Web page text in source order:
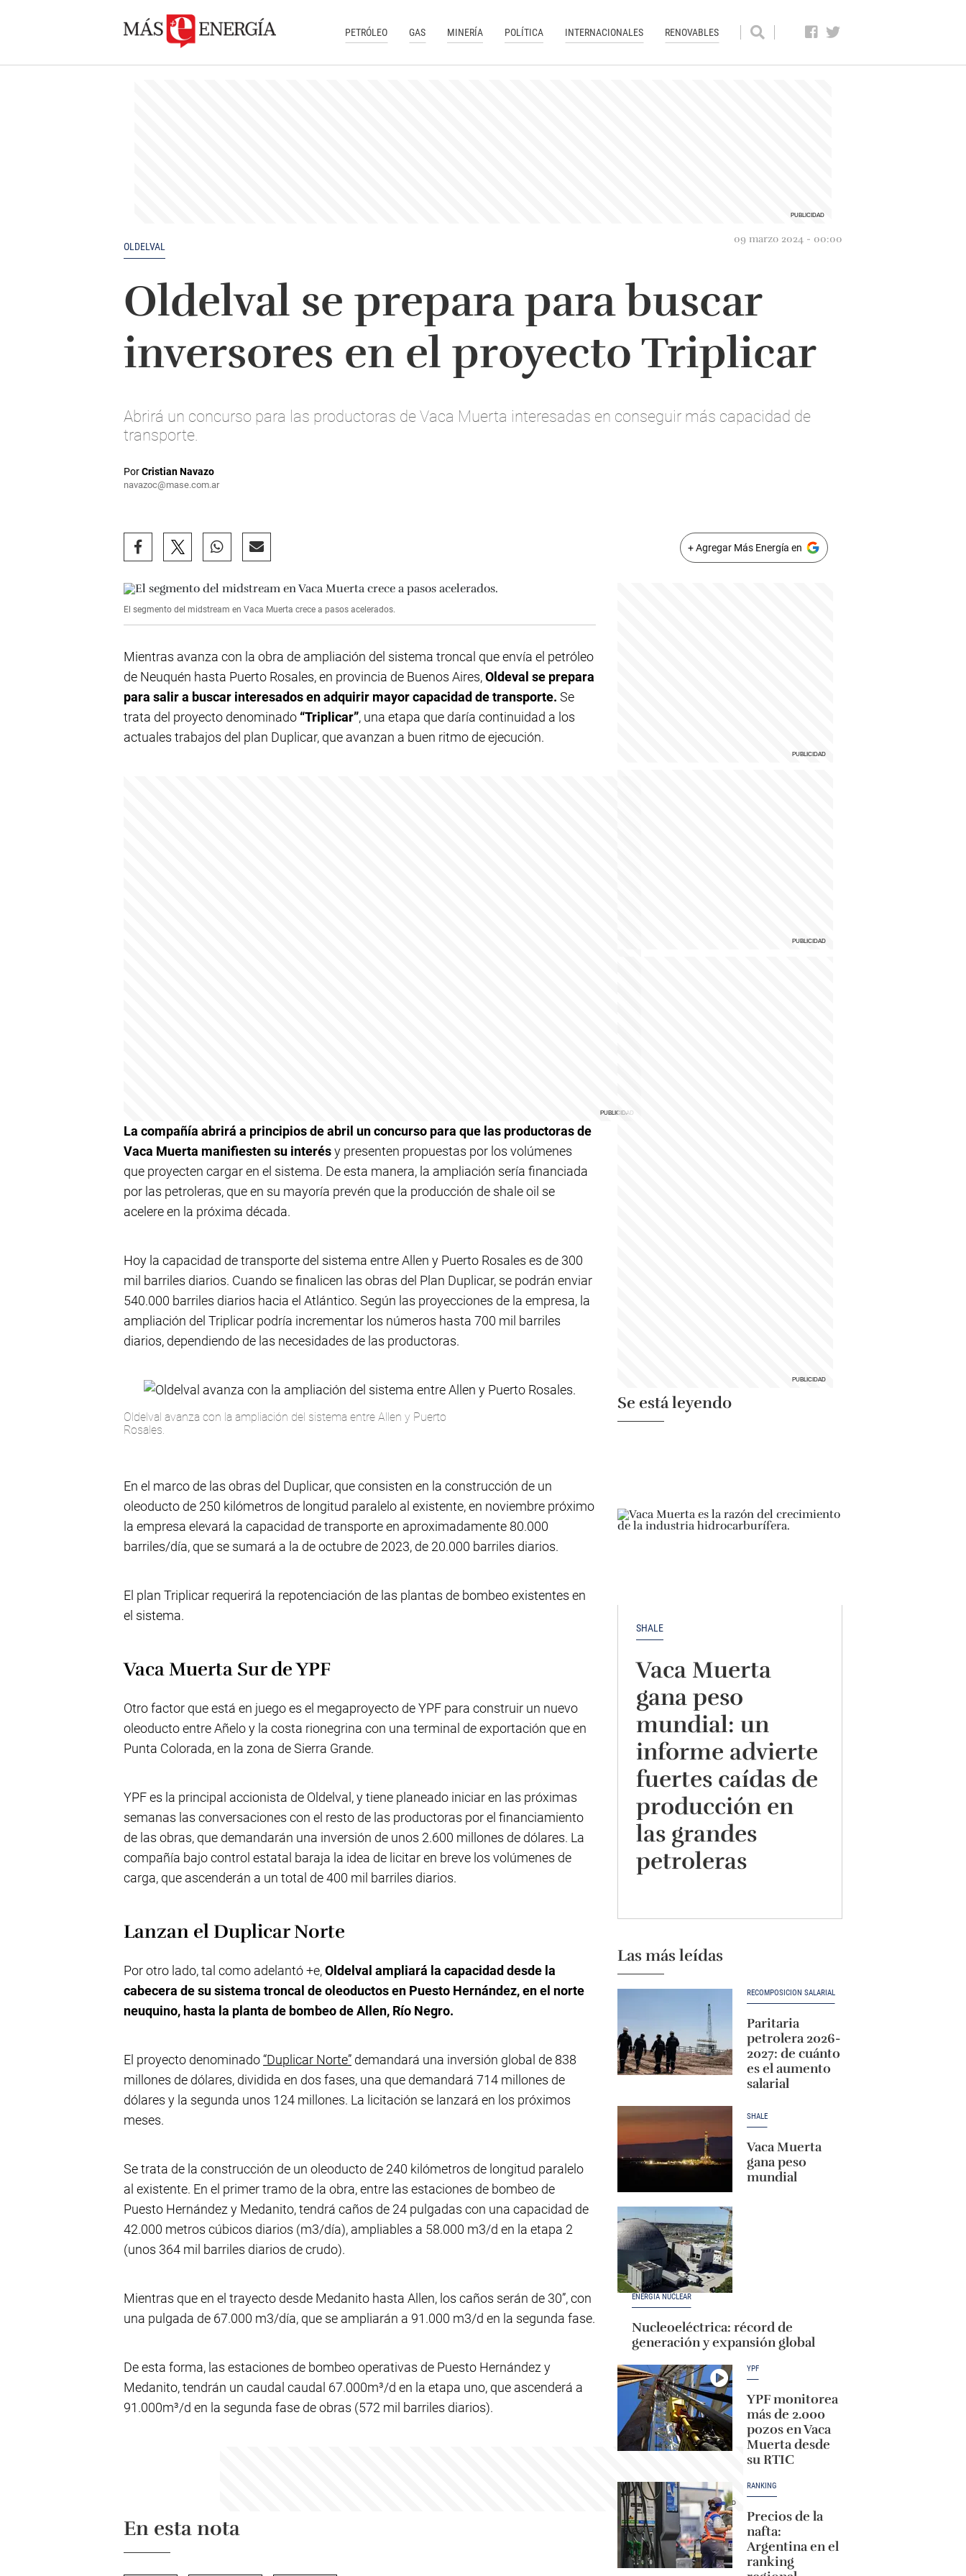
PETRÓLEO GAS MINERÍA POLÍTICA INTERNACIONALES RENOVABLES
OLDELVAL
09 marzo 2024 - 00:00
Oldelval se prepara para buscar
inversores en el proyecto Triplicar
Abrirá un concurso para las productoras de Vaca Muerta interesadas en conseguir más capacidad de
transporte.
PorCristian Navazo
navazoc@mase.com.ar
+ Agregar Más Energía en
El segmento del midstream en Vaca Muerta crece a pasos acelerados.
Mientras avanza con la obra de ampliación del sistema troncal que envía el petróleo
de Neuquén hasta Puerto Rosales, en provincia de Buenos Aires,Oldeval se prepara
para salir a buscar interesados en adquirir mayor capacidad de transporte. Se
trata del proyecto denominado “Triplicar”, una etapa que daría continuidad a los
actuales trabajos del plan Duplicar, que avanzan a buen ritmo de ejecución.
La compañía abrirá a principios de abril un concurso para que las productoras de
Vaca Muerta manifiesten su interésy presenten propuestas por los volúmenes
que proyecten cargar en el sistema. De esta manera, la ampliación sería financiada
por las petroleras, que en su mayoría prevén que la producción de shale oil se
acelere en la próxima década.
Hoy la capacidad de transporte del sistema entre Allen y Puerto Rosales es de 300
mil barriles diarios. Cuando se finalicen las obras del Plan Duplicar, se podrán enviar
540.000 barriles diarios hacia el Atlántico. Según las proyecciones de la empresa, la
ampliación del Triplicar podría incrementar los números hasta 700 mil barriles
diarios, dependiendo de las necesidades de las productoras.
Oldelval avanza con la ampliación del sistema entre Allen y Puerto
Rosales.
En el marco de las obras del Duplicar, que consisten en la construcción de un
oleoducto de 250 kilómetros de longitud paralelo al existente, en noviembre próximo
la empresa elevará la capacidad de transporte en aproximadamente 80.000
barriles/día, que se sumará a la de octubre de 2023, de 20.000 barriles diarios.
El plan Triplicar requerirá la repotenciación de las plantas de bombeo existentes en
el sistema.
Vaca Muerta Sur de YPF
Otro factor que está en juego es el megaproyecto de YPF para construir un nuevo
oleoducto entre Añelo y la costa rionegrina con una terminal de exportación que en
Punta Colorada, en la zona de Sierra Grande.
YPF es la principal accionista de Oldelval, y tiene planeado iniciar en las próximas
semanas las conversaciones con el resto de las productoras por el financiamiento
de las obras, que demandarán una inversión de unos 2.600 millones de dólares. La
compañía bajo control estatal baraja la idea de licitar en breve los volúmenes de
carga, que ascenderán a un total de 400 mil barriles diarios.
Lanzan el Duplicar Norte
Por otro lado, tal como adelantó +e,Oldelval ampliará la capacidad desde la
cabecera de su sistema troncal de oleoductos en Puesto Hernández, en el norte
neuquino, hasta la planta de bombeo de Allen, Río Negro.
El proyecto denominado“Duplicar Norte” demandará una inversión global de 838
millones de dólares, dividida en dos fases, una que demandará 714 millones de
dólares y la segunda unos 124 millones. La licitación se lanzará en los próximos
meses.
Se trata de la construcción de un oleoducto de 240 kilómetros de longitud paralelo
al existente. En el primer tramo de la obra, entre las estaciones de bombeo de
Puesto Hernández y Medanito, tendrá caños de 24 pulgadas con una capacidad de
42.000 metros cúbicos diarios (m3/día), ampliables a 58.000 m3/d en la etapa 2
(unos 364 mil barriles diarios de crudo).
Mientras que en el trayecto desde Medanito hasta Allen, los caños serán de 30”, con
una pulgada de 67.000 m3/día, que se ampliarán a 91.000 m3/d en la segunda fase.
De esta forma, las estaciones de bombeo operativas de Puesto Hernández y
Medanito, tendrán un caudal caudal 67.000m³/d en la etapa uno, que ascenderá a
91.000m³/d en la segunda fase de obras (572 mil barriles diarios).
En esta nota
Se está leyendo
SHALE
Vaca Muerta
gana peso
mundial: un
informe advierte
fuertes caídas de
producción en
las grandes
petroleras
Las más leídas
RECOMPOSICIÓN SALARIAL
Paritaria
petrolera 2026-
2027: de cuánto
es el aumento
salarial
SHALE
Vaca Muerta
gana peso
mundial
ENERGÍA NUCLEAR
Nucleoeléctrica: récord de
generación y expansión global
YPF
YPF monitorea
más de 2.000
pozos en Vaca
Muerta desde
su RTIC
RANKING
Precios de la
nafta:
Argentina en el
ranking